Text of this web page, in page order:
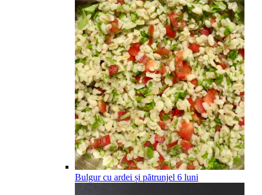
Bulgur cu ardei și pătrunjel 6 luni